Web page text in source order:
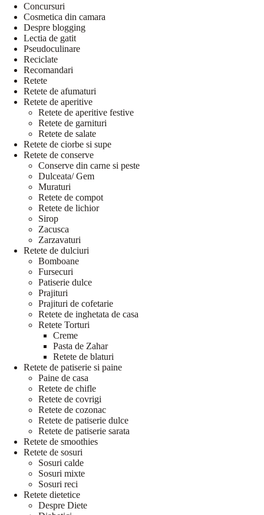
Concursuri
Cosmetica din camara
Despre blogging
Lectia de gatit
Pseudoculinare
Reciclate
Recomandari
Retete
Retete de afumaturi
Retete de aperitive
Retete de aperitive festive
Retete de garnituri
Retete de salate
Retete de ciorbe si supe
Retete de conserve
Conserve din carne si peste
Dulceata/ Gem
Muraturi
Retete de compot
Retete de lichior
Sirop
Zacusca
Zarzavaturi
Retete de dulciuri
Bomboane
Fursecuri
Patiserie dulce
Prajituri
Prajituri de cofetarie
Retete de inghetata de casa
Retete Torturi
Creme
Pasta de Zahar
Retete de blaturi
Retete de patiserie si paine
Paine de casa
Retete de chifle
Retete de covrigi
Retete de cozonac
Retete de patiserie dulce
Retete de patiserie sarata
Retete de smoothies
Retete de sosuri
Sosuri calde
Sosuri mixte
Sosuri reci
Retete dietetice
Despre Diete